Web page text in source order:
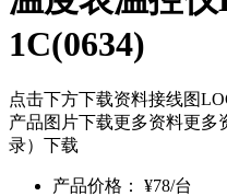
1C(0634)
点击下方下载资料接线图
产品图片下载更多资料更多
录）下载
产品价格：
¥78/台